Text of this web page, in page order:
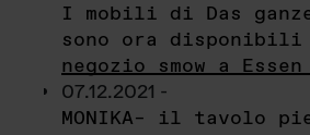
I mobili di Das
sono ora disponibili
negozio smow a Essen
07.12.2021 -
MONIKA– il tavolo